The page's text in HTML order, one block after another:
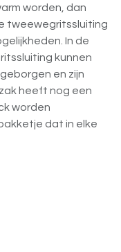
worden, dan
tweewegritssluiting
In de
kunnen
en zijn
heeft nog een
worden
dat in elke